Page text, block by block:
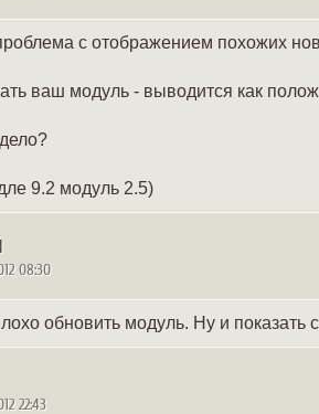
с отображением похожих
ваш модуль - выводится как
9.2 модуль 2.5)
08:30
обновить модуль. Ну и показать
22:43